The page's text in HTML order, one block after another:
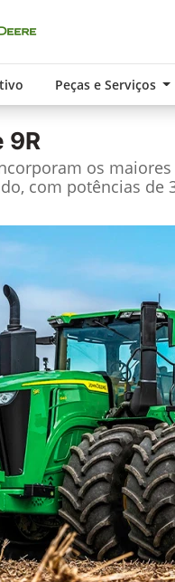
Peças e Serviços
9R
os
com potências de